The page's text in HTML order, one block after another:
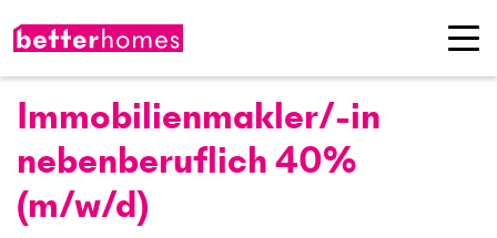
Immobilienmakler/-in
nebenberuflich 40%
(m/w/d)